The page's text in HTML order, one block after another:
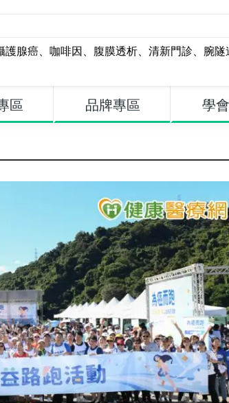
護腺癌、 咖啡因、 腹膜透析、 清新門診、 腕隧
區 品牌專區 學